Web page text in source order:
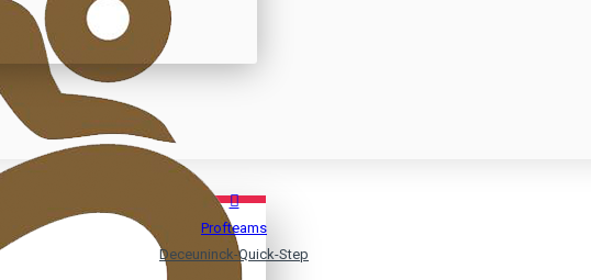
Profteams
Deceuninck-Quick-Step